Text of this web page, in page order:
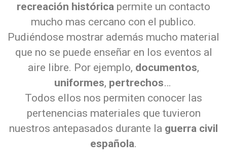
recreación histórica permite un contacto
mucho mas cercano con el publico.
Pudiéndose mostrar además mucho material
que no se puede enseñar en los eventos al
aire libre. Por ejemplo, documentos,
uniformes, pertrechos…
Todos ellos nos permiten conocer las
pertenencias materiales que tuvieron
nuestros antepasados durante la guerra civil
española.